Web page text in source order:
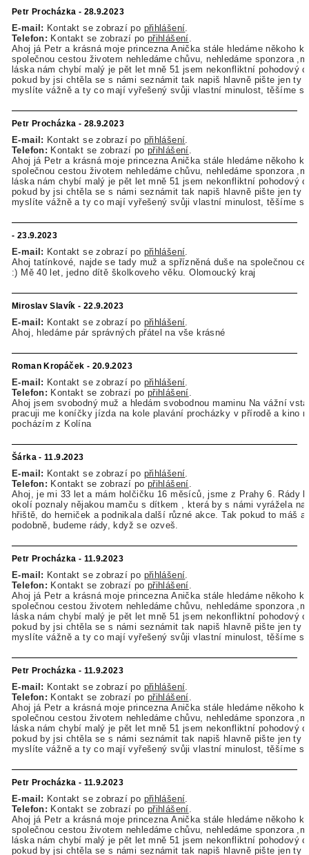
Petr Procházka - 28.9.2023
E-mail: Kontakt se zobrazí po přihlášení
Telefon: Kontakt se zobrazí po přihlášení
Ahoj já Petr a krásná moje princezna Anička stále hledáme někoho
společnou cestou životem nehledáme chůvu, nehledáme sponzora
láska nám chybí malý je pět let mně 51 jsem nekonfliktní pohodový
pokud by jsi chtěla se s námi seznámit tak napiš hlavně pište jen ty
myslíte vážně a ty co mají vyřešený svůji vlastní minulost, těšíme
Petr Procházka - 28.9.2023
E-mail: Kontakt se zobrazí po přihlášení
Telefon: Kontakt se zobrazí po přihlášení
Ahoj já Petr a krásná moje princezna Anička stále hledáme někoho
společnou cestou životem nehledáme chůvu, nehledáme sponzora
láska nám chybí malý je pět let mně 51 jsem nekonfliktní pohodový
pokud by jsi chtěla se s námi seznámit tak napiš hlavně pište jen ty
myslíte vážně a ty co mají vyřešený svůji vlastní minulost, těšíme
- 23.9.2023
E-mail: Kontakt se zobrazí po přihlášení
Ahoj tatínkové, najde se tady muž a spřízněná duše na společnou
:) Mě 40 let, jedno dítě školkoveho věku. Olomoucký kraj
Miroslav Slavík - 22.9.2023
E-mail: Kontakt se zobrazí po přihlášení
Ahoj, hledáme pár správných přátel na vše krásné
Roman Kropáček - 20.9.2023
E-mail: Kontakt se zobrazí po přihlášení
Telefon: Kontakt se zobrazí po přihlášení
Ahoj jsem svobodný muž a hledám svobodnou maminu Na vážní
pracuji me koníčky jízda na kole plavání procházky v přírodě a kino
pocházím z Kolína
Šárka - 11.9.2023
E-mail: Kontakt se zobrazí po přihlášení
Telefon: Kontakt se zobrazí po přihlášení
Ahoj, je mi 33 let a mám holčičku 16 měsíců, jsme z Prahy 6. Rády
okolí poznaly nějakou mamču s dítkem , která by s námi vyrážela na
hřiště, do herniček a podnikala další různé akce. Tak pokud to máš
podobně, budeme rády, když se ozveš.
Petr Procházka - 11.9.2023
E-mail: Kontakt se zobrazí po přihlášení
Telefon: Kontakt se zobrazí po přihlášení
Ahoj já Petr a krásná moje princezna Anička stále hledáme někoho
společnou cestou životem nehledáme chůvu, nehledáme sponzora
láska nám chybí malý je pět let mně 51 jsem nekonfliktní pohodový
pokud by jsi chtěla se s námi seznámit tak napiš hlavně pište jen ty
myslíte vážně a ty co mají vyřešený svůji vlastní minulost, těšíme
Petr Procházka - 11.9.2023
E-mail: Kontakt se zobrazí po přihlášení
Telefon: Kontakt se zobrazí po přihlášení
Ahoj já Petr a krásná moje princezna Anička stále hledáme někoho
společnou cestou životem nehledáme chůvu, nehledáme sponzora
láska nám chybí malý je pět let mně 51 jsem nekonfliktní pohodový
pokud by jsi chtěla se s námi seznámit tak napiš hlavně pište jen ty
myslíte vážně a ty co mají vyřešený svůji vlastní minulost, těšíme
Petr Procházka - 11.9.2023
E-mail: Kontakt se zobrazí po přihlášení
Telefon: Kontakt se zobrazí po přihlášení
Ahoj já Petr a krásná moje princezna Anička stále hledáme někoho
společnou cestou životem nehledáme chůvu, nehledáme sponzora
láska nám chybí malý je pět let mně 51 jsem nekonfliktní pohodový
pokud by jsi chtěla se s námi seznámit tak napiš hlavně pište jen ty